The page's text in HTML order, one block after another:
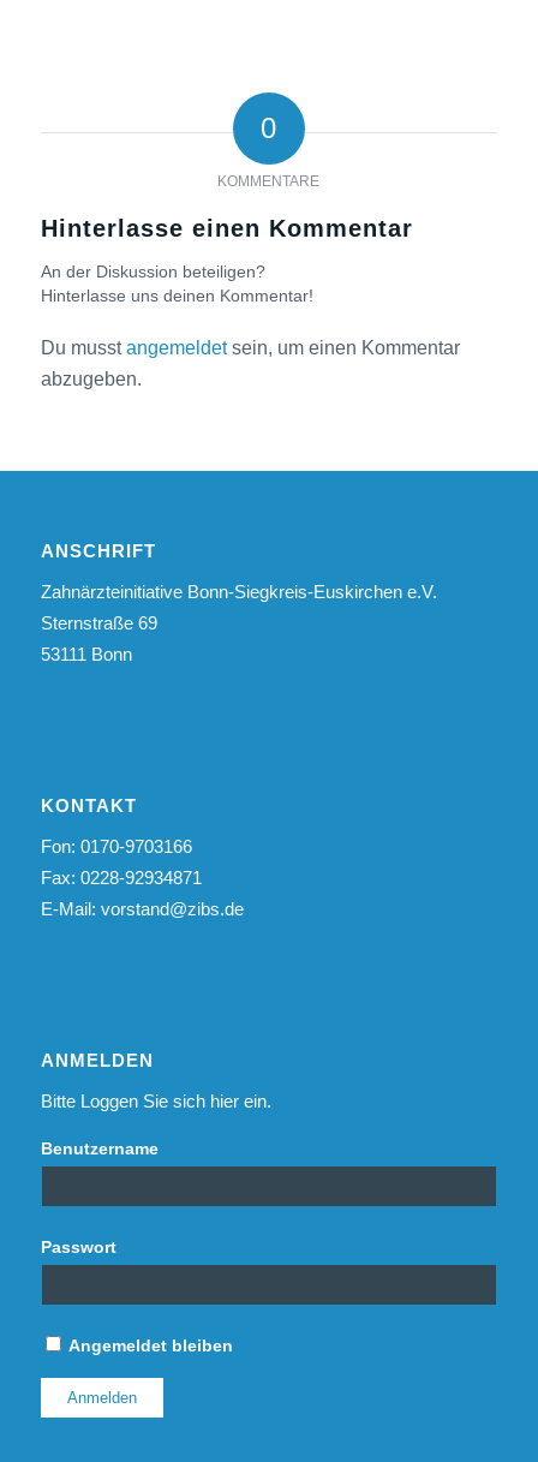
0
KOMMENTARE
Hinterlasse einen Kommentar
An der Diskussion beteiligen?
Hinterlasse uns deinen Kommentar!
Du musstangemeldetsein, um einen Kommentar
abzugeben.
ANSCHRIFT
Zahnärzteinitiative Bonn-Siegkreis-Euskirchen e.V.
Sternstraße 69
53111 Bonn
KONTAKT
Fon: 0170-9703166
Fax: 0228-92934871
E-Mail: vorstand@zibs.de
ANMELDEN
Bitte Loggen Sie sich hier ein.
Benutzername
Passwort
Angemeldet bleiben